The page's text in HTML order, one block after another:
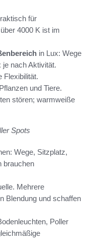
für
4000 K ist im
in Lux: Wege
je nach Aktivität.
Flexibilität.
und Tiere.
stören; warmweiße
Spots
Wege, Sitzplatz,
brauchen
Mehrere
Blendung und schaffen
Poller